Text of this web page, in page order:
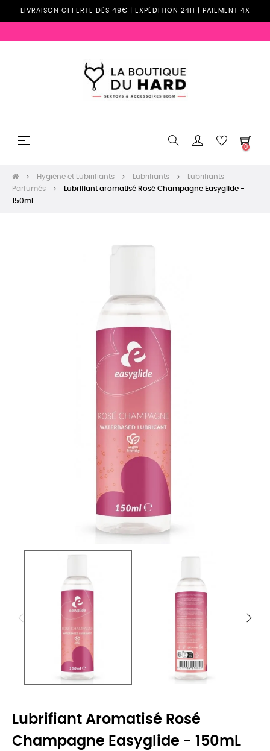
LIVRAISON OFFERTE DÈS 49€ | EXPÉDITION 24H | PAIEMENT 4X
Basculer
☰
0
Hygiène et Lubirifiants Lubrifiants
Lubrifiants
Parfumés
Lubrifiant aromatisé Rosé Champagne Easyglide -
150mL
Lubrifiant Aromatisé Rosé
Champagne Easyglide - 150mL